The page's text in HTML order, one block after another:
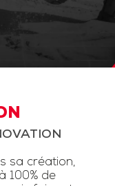
sa création,
100% de